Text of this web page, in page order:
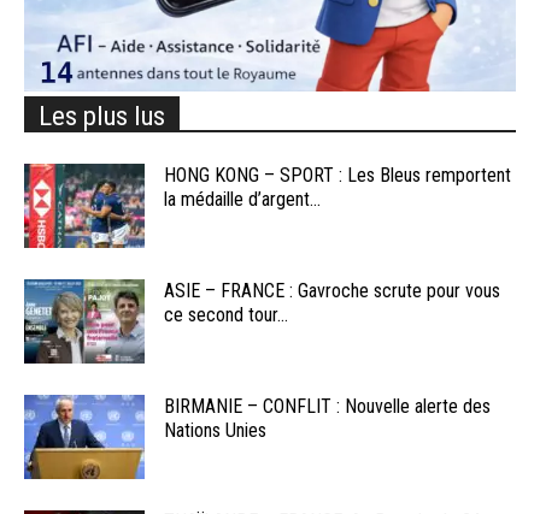
Les plus lus
HONG KONG – SPORT : Les Bleus remportent
la médaille d’argent...
ASIE – FRANCE : Gavroche scrute pour vous
ce second tour...
BIRMANIE – CONFLIT : Nouvelle alerte des
Nations Unies